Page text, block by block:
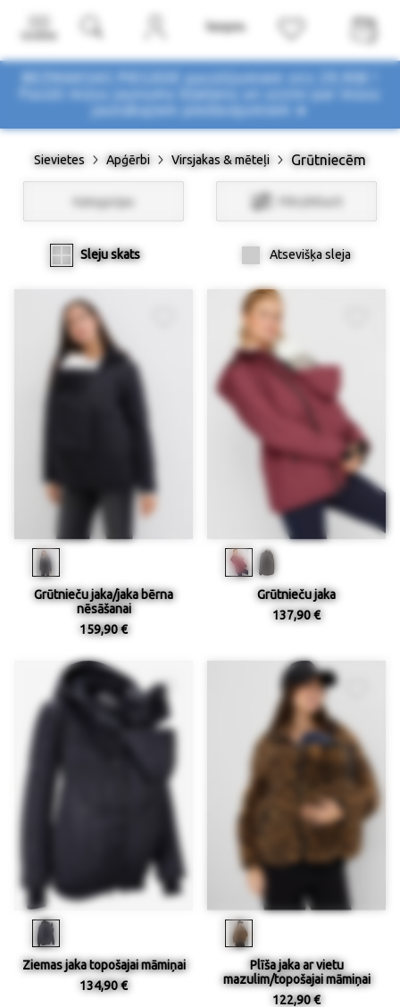
BEZMAKSAS PIEGĀDE pasūtījumiem virs 29,90€ !
Pasūti mūsu jaunumu biļetenu un uzzini par mūsu
Sievietes Apģērbi Virsjakas & mēteļi Grūtniecēm
Kategorijas Filtri/Atlasīt
Sleju skats Atsevišķa sleja
Grūtnieču jaka/jaka bērna
nēsāšanai
159,90 €
Grūtnieču jaka
137,90 €
Ziemas jaka topošajai māmiņai
134,90 €
Plīša jaka ar vietu
mazulim/topošajai māmiņai
122,90 €